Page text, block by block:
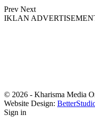
Prev Next
IKLAN
© 2026 - Kharisma Media
Website Design:
Sign in